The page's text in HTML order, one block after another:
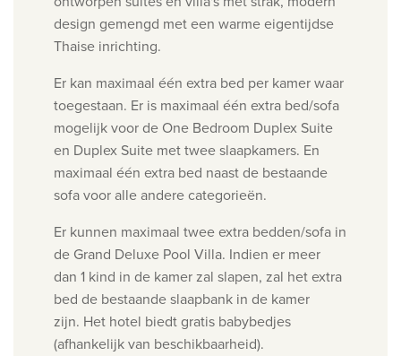
design gemengd met een warme eigentijdse
Thaise inrichting.
Er kan maximaal één extra bed per kamer waar
toegestaan. Er is maximaal één extra bed/sofa
mogelijk voor de One Bedroom Duplex Suite
en Duplex Suite met twee slaapkamers. En
maximaal één extra bed naast de bestaande
sofa voor alle andere categorieën.
Er kunnen maximaal twee extra bedden/sofa in
de Grand Deluxe Pool Villa. Indien er meer
dan 1 kind in de kamer zal slapen, zal het extra
bed de bestaande slaapbank in de kamer
zijn. Het hotel biedt gratis babybedjes
(afhankelijk van beschikbaarheid).